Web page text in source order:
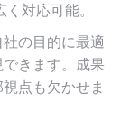
対応可能。
の目的に最適
きます。成果
点も欠かせま